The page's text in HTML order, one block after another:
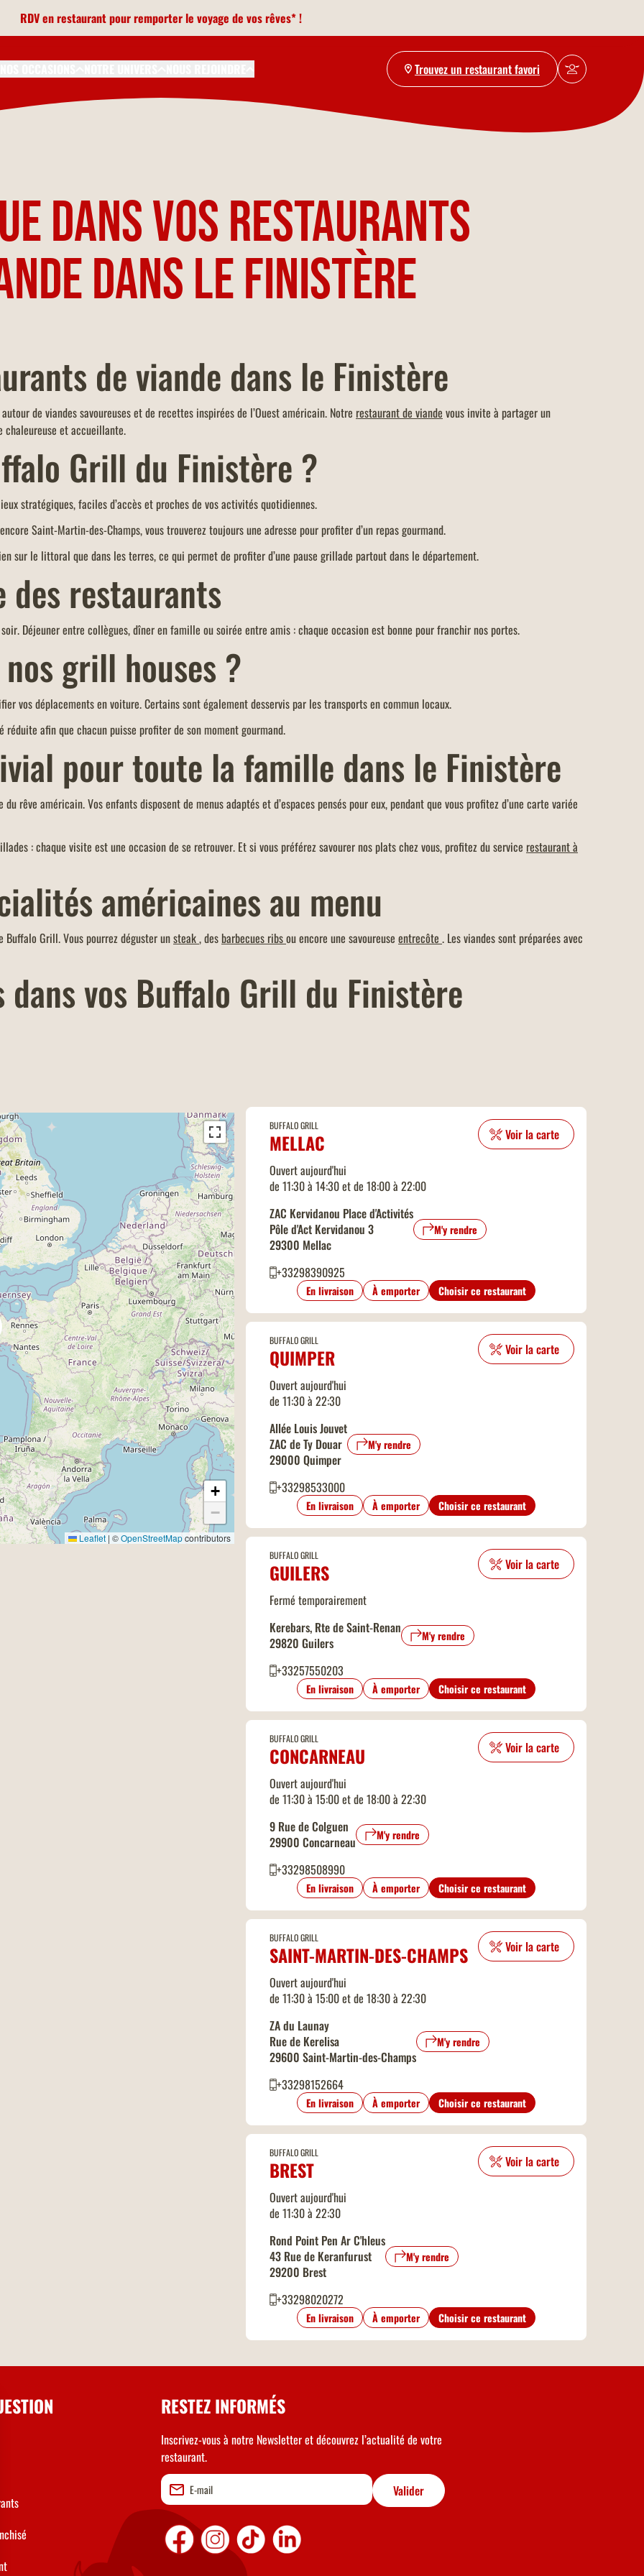
RDV en restaurant pour remporter le voyage de vos rêves* !
Trouvez un restaurant favori
dans vos restaurants
dans le Finistère
de viande dans le Finistère
de viandes savoureuses et de recettes inspirées de l’Ouest américain. Notre restaurant de viande vous invite à partager un
chaleureuse et accueillante.
Grill du Finistère ?
stratégiques, faciles d’accès et proches de vos activités quotidiennes.
Saint-Martin-des-Champs, vous trouverez toujours une adresse pour profiter d’un repas gourmand.
sur le littoral que dans les terres, ce qui permet de profiter d’une pause grillade partout dans le département.
des restaurants
Déjeuner entre collègues, dîner en famille ou soirée entre amis : chaque occasion est bonne pour franchir nos portes.
grill houses ?
vos déplacements en voiture. Certains sont également desservis par les transports en commun locaux.
afin que chacun puisse profiter de son moment gourmand.
pour toute la famille dans le Finistère
rêve américain. Vos enfants disposent de menus adaptés et d’espaces pensés pour eux, pendant que vous profitez d’une carte variée
: chaque visite est une occasion de se retrouver. Et si vous préférez savourer nos plats chez vous, profitez du service restaurant à
américaines au menu
Grill. Vous pourrez déguster unsteak, des barbecues ribsou encore une savoureuse entrecôte . Les viandes sont préparées avec
vos Buffalo Grill du Finistère
+
−
Leaflet | ©OpenStreetMapcontributors
BUFFALO GRILL
MELLAC Voir la carte
Ouvert aujourd'hui
de 11:30 à 14:30 et de 18:00 à 22:00
ZAC Kervidanou Place d'Activités
Pôle d'Act Kervidanou 3
29300 Mellac
M'y rendre
+33298390925
En livraison À emporter Choisir ce restaurant
BUFFALO GRILL
QUIMPER Voir la carte
Ouvert aujourd'hui
de 11:30 à 22:30
Allée Louis Jouvet
ZAC de Ty Douar
29000 Quimper
M'y rendre
+33298533000
En livraison À emporter Choisir ce restaurant
BUFFALO GRILL
GUILERS Voir la carte
Fermé temporairement
Kerebars, Rte de Saint-Renan
29820 Guilers
M'y rendre
+33257550203
En livraison À emporter Choisir ce restaurant
BUFFALO GRILL
CONCARNEAU Voir la carte
Ouvert aujourd'hui
de 11:30 à 15:00 et de 18:00 à 22:30
9 Rue de Colguen
29900 Concarneau
M'y rendre
+33298508990
En livraison À emporter Choisir ce restaurant
BUFFALO GRILL
SAINT-MARTIN-DES-CHAMPS Voir la carte
Ouvert aujourd'hui
de 11:30 à 15:00 et de 18:30 à 22:30
ZA du Launay
Rue de Kerelisa
29600 Saint-Martin-des-Champs
M'y rendre
+33298152664
En livraison À emporter Choisir ce restaurant
BUFFALO GRILL
BREST Voir la carte
Ouvert aujourd'hui
de 11:30 à 22:30
Rond Point Pen Ar C'hleus
43 Rue de Keranfurust
29200 Brest
M'y rendre
+33298020272
En livraison À emporter Choisir ce restaurant
RESTEZ INFORMÉS
Inscrivez-vous à notre Newsletter et découvrez l’actualité de votre
restaurant.
Valider